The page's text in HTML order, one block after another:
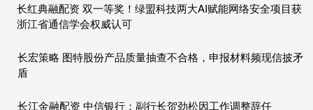
长红典融配资 双一等奖！绿盟科技两大AI赋能网络安全项目获
浙江省通信学会权威认可
长宏策略 图特股份产品质量抽查不合格，申报材料频现信披矛
盾
长江金融配资 中信银行：副行长贺劲松因工作调整辞任